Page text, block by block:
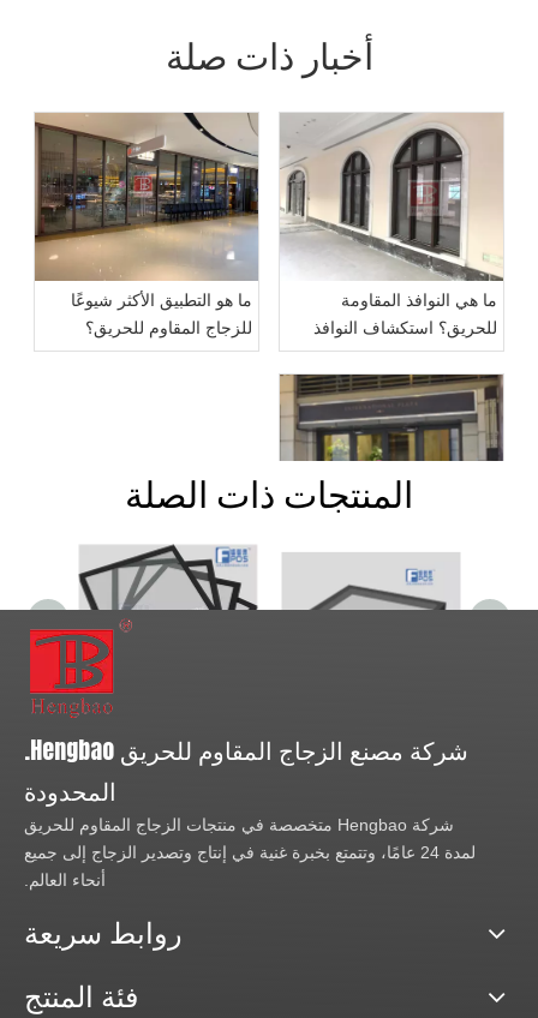
أخبار ذات صلة
ما هي النوافذ المقاومة
للحريق؟ استكشاف النوافذ
المقاومة للحريق
ما هو التطبيق الأكثر شيوعًا
للزجاج المقاوم للحريق؟
استكشاف عالم الزجاج
المقاوم للحريق
المنتجات ذات الصلة
شركة مصنع الزجاج المقاوم للحريق Hengbao.
المحدودة
شركة Hengbao متخصصة في منتجات الزجاج المقاوم للحريق
لمدة 24 عامًا، وتتمتع بخبرة غنية في إنتاج وتصدير الزجاج إلى جميع
أنحاء العالم.
روابط سريعة
فئة المنتج